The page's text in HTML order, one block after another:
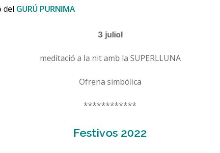
del GURÚ PURNIMA
3 juliol
meditació a la nit amb la SUPERLLUNA
Ofrena simbòlica
************
Festivos 2022